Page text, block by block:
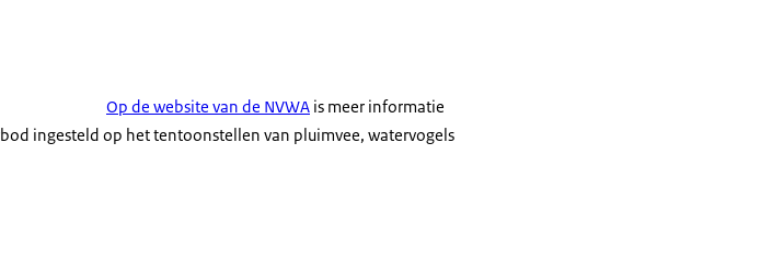
Op de website van de NVWA is meer informatie
ingesteld op het tentoonstellen van pluimvee, watervogels